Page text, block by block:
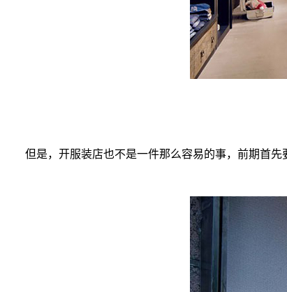
但是，开服装店也不是一件那么容易的事，前期首